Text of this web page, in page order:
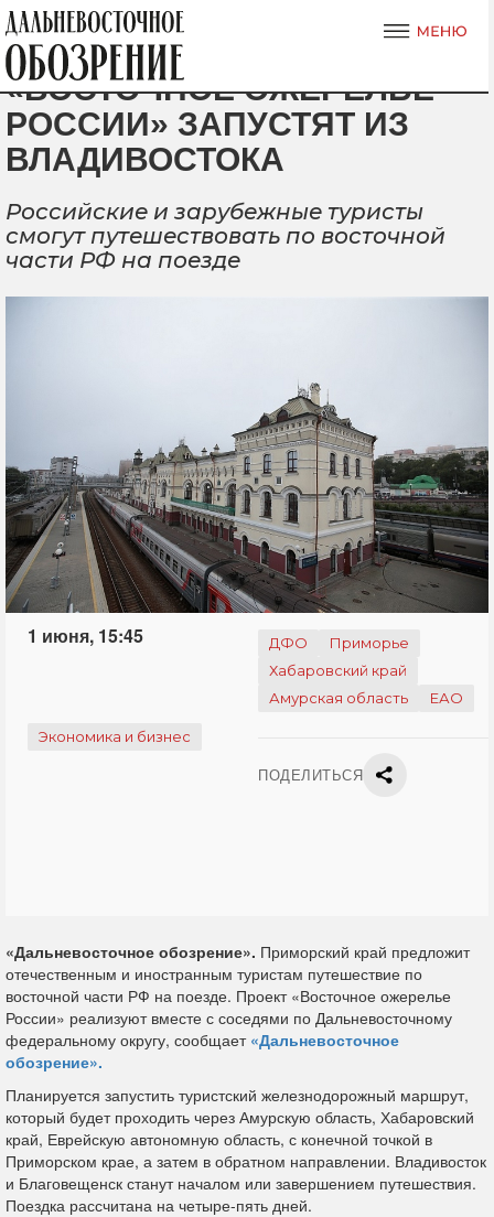
«ВОСТОЧНОЕ ОЖЕРЕЛЬЕ
РОССИИ» ЗАПУСТЯТ ИЗ
ВЛАДИВОСТОКА
Российские и зарубежные туристы
смогут путешествовать по восточной
части РФ на поезде
1 июня, 15:45 ДФО
Приморье
Хабаровский край
Амурская область
ЕАО
Экономика и бизнес
ПОДЕЛИТЬСЯ
«Дальневосточное обозрение». Приморский край предложит
отечественным и иностранным туристам путешествие по
восточной части РФ на поезде. Проект «Восточное ожерелье
России» реализуют вместе с соседями по Дальневосточному
федеральному округу, сообщает «Дальневосточное
обозрение».
Планируется запустить туристский железнодорожный маршрут,
который будет проходить через Амурскую область, Хабаровский
край, Еврейскую автономную область, с конечной точкой в
Приморском крае, а затем в обратном направлении. Владивосток
и Благовещенск станут началом или завершением путешествия.
Поездка рассчитана на четыре-пять дней.